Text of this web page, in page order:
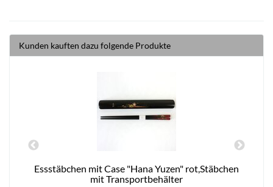
Kunden kauften dazu folgende Produkte
Essstäbchen mit Case "Hana Yuzen" rot,Stäbchen
mit Transportbehälter